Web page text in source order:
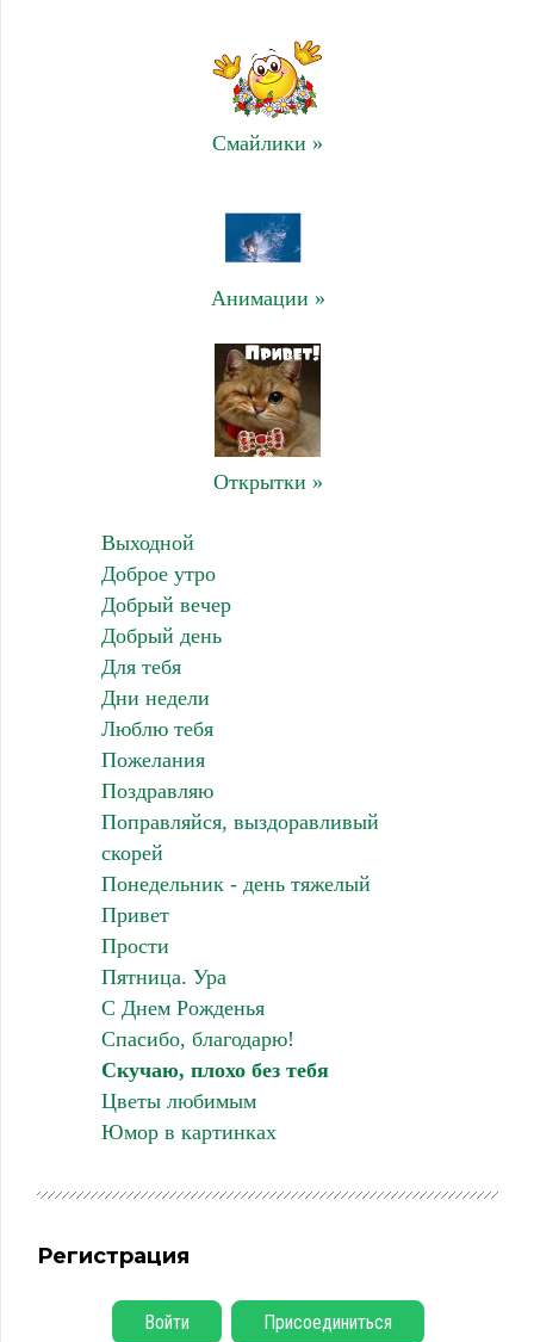
Смайлики »
Анимации »
Открытки »
Выходной
Доброе утро
Добрый вечер
Добрый день
Для тебя
Дни недели
Люблю тебя
Пожелания
Поздравляю
Поправляйся, выздоравливый
скорей
Понедельник - день тяжелый
Привет
Прости
Пятница. Ура
С Днем Рожденья
Спасибо, благодарю!
Скучаю, плохо без тебя
Цветы любимым
Юмор в картинках
Регистрация
Войти Присоединиться